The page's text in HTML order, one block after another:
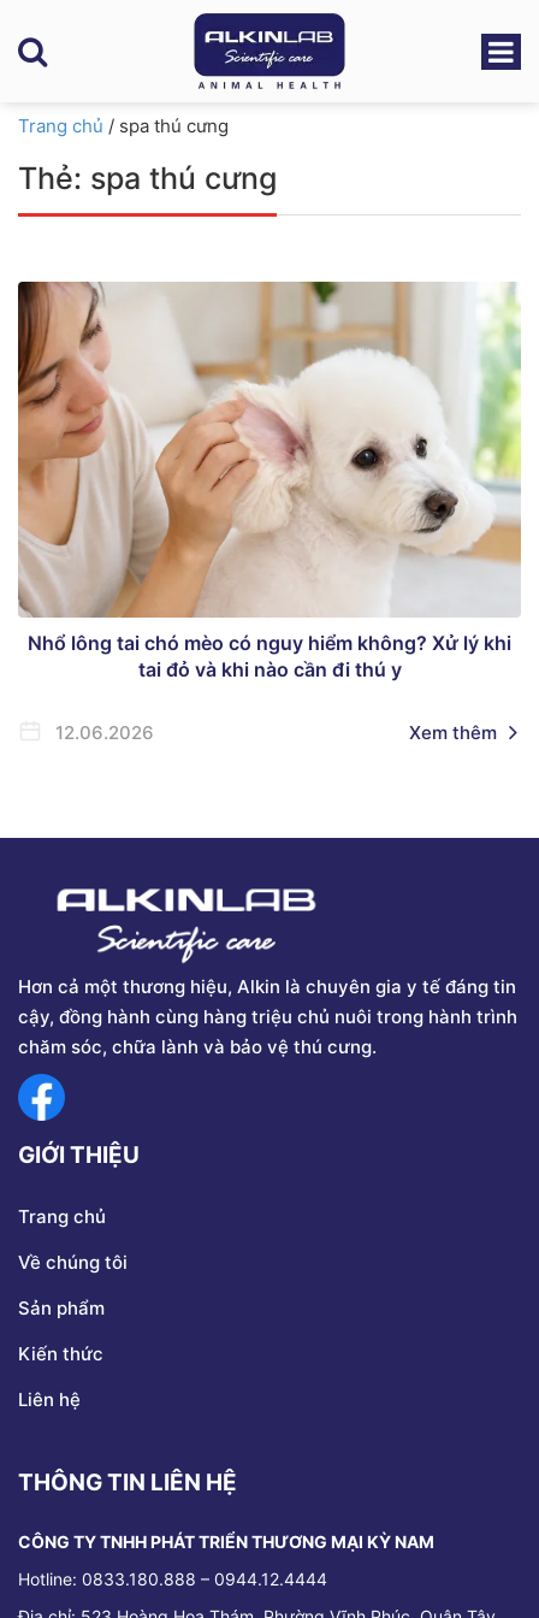
Trang chủ / spa thú cưng
Thẻ: spa thú cưng
Nhổ lông tai chó mèo có nguy hiểm không? Xử lý khi
tai đỏ và khi nào cần đi thú y
12.06.2026 Xem thêm
Hơn cả một thương hiệu, Alkin là chuyên gia y tế đáng tin
cậy, đồng hành cùng hàng triệu chủ nuôi trong hành trình
chăm sóc, chữa lành và bảo vệ thú cưng.
GIỚI THIỆU
Trang chủ
Về chúng tôi
Sản phẩm
Kiến thức
Liên hệ
THÔNG TIN LIÊN HỆ
CÔNG TY TNHH PHÁT TRIỂN THƯƠNG MẠI KỲ NAM
Hotline: 0833.180.888 – 0944.12.4444